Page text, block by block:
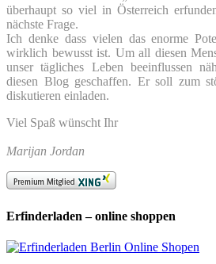
überhaupt so viel in Österreich
nächste Frage.
Ich denke dass vielen das enorme
wirklich bewusst ist. Um all diesen
unser tägliches Leben beeinflussen
diesen Blog geschaffen. Er soll zum
diskutieren einladen.
Viel Spaß wünscht Ihr
Marijan Jordan
Erfinderladen – online shoppen